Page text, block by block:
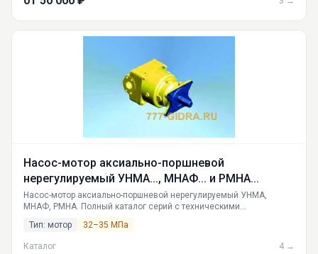
Насос-мотор аксиально-поршневой
нерегулируемый УНМА..., МНАФ... и РМНА...
Насос-мотор аксиально-поршневой нерегулируемый УНМА,
МНАФ, РМНА. Полный каталог серий с техническими
см3. Применение в гидросистемах машин. Доставка по России
из Екатеринбурга.
Тип: мотор 32–35 МПа
Каталог 4 →